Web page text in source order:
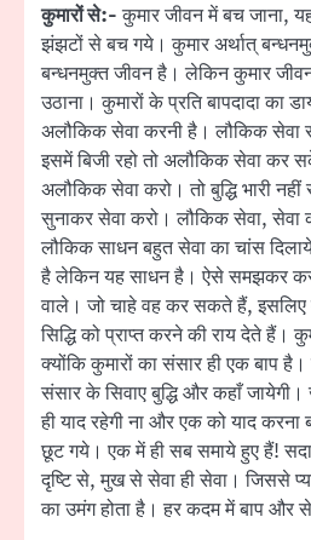
कुमारों से:-कुमार जीवन में बच जाना,
झंझटों से बच गये। कुमार अर्थात्
बन्धनमुक्त जीवन है। लेकिन कुमार जीवन
उठाना। कुमारों के प्रति बापदादा का
अलौकिक सेवा करनी है। लौकिक सेवा
इसमें बिजी रहो तो अलौकिक सेवा कर
अलौकिक सेवा करो। तो बुद्धि भारी
सुनाकर सेवा करो। लौकिक सेवा, सेवा
लौकिक साधन बहुत सेवा का चांस
है लेकिन यह साधन है। ऐसे समझकर
वाले। जो चाहे वह कर सकते हैं, इसलिए
सिद्धि को प्राप्त करने की राय देते हैं।
क्योंकि कुमारों का संसार ही एक बाप
संसार के सिवाए बुद्धि और कहाँ
ही याद रहेगी ना और एक को याद
छूट गये। एक में ही सब समाये हुए हैं!
दृष्टि से, मुख से सेवा ही सेवा। जिससे
का उमंग होता है। हर कदम में बाप और